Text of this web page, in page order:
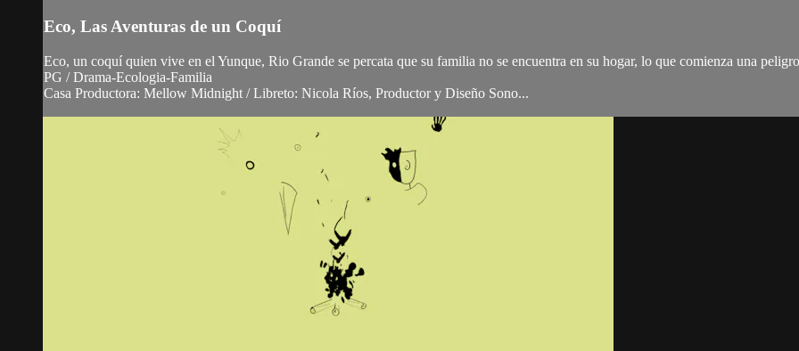
Eco, Las Aventuras de un Coquí
Eco, un coquí quien vive en el Yunque, Rio Grande se percata que su familia no se encuentra en su hogar, lo que comienza una
PG / Drama-Ecologia-Familia
Casa Productora: Mellow Midnight / Libreto: Nicola Ríos, Productor y Diseño Sono...